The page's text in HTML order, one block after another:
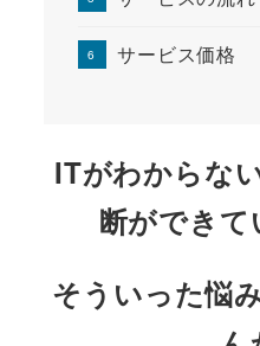
サービス価格
ITがわからな
断ができ
そういった悩